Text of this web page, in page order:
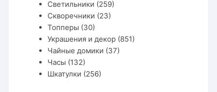
Светильники (259)
Скворечники (23)
Топперы (30)
Украшения и декор (851)
Чайные домики (37)
Часы (132)
Шкатулки (256)